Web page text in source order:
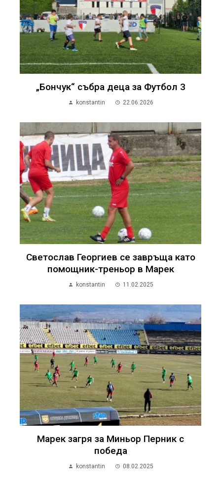
„Бончук“ събра деца за Футбол 3
konstantin 22.06.2026
Светослав Георгиев се завръща като
помощник-треньор в Марек
konstantin 11.02.2025
Марек загря за Миньор Перник с
победа
konstantin 08.02.2025